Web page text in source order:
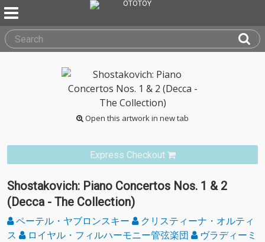
Open this artwork in new tab
Express Checkout
Shostakovich: Piano Concertos Nos. 1 & 2
(Decca - The Collection)
ペーテル・ヤブロンスキー
クリスティーナ・オルティ
ス
ロイヤル・フィルハーモニー管弦楽団
ヴラディーミ